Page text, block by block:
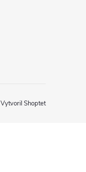
Vytvoril Shoptet